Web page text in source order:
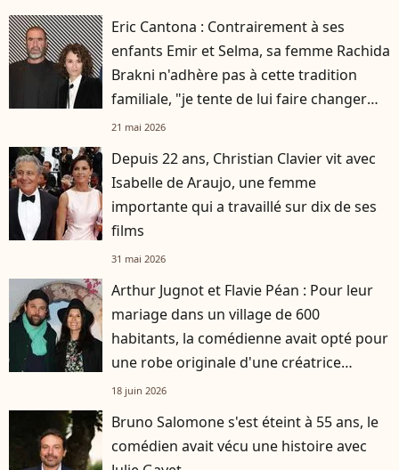
Eric Cantona : Contrairement à ses
enfants Emir et Selma, sa femme Rachida
Brakni n'adhère pas à cette tradition
familiale, "je tente de lui faire changer
d'avis"
21 mai 2026
Depuis 22 ans, Christian Clavier vit avec
Isabelle de Araujo, une femme
importante qui a travaillé sur dix de ses
films
31 mai 2026
Arthur Jugnot et Flavie Péan : Pour leur
mariage dans un village de 600
habitants, la comédienne avait opté pour
une robe originale d'une créatrice
française
18 juin 2026
Bruno Salomone s'est éteint à 55 ans, le
comédien avait vécu une histoire avec